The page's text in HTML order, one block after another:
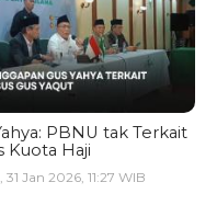
PBNU tak Terkait
Kuota Haji
31 Jan 2026, 11:27 WIB